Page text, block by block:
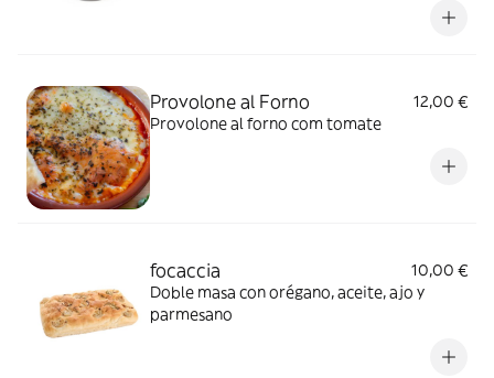
Provolone al Forno
12,00 €
Provolone al forno com tomate
focaccia
10,00 €
Doble masa con orégano, aceite, ajo y
parmesano